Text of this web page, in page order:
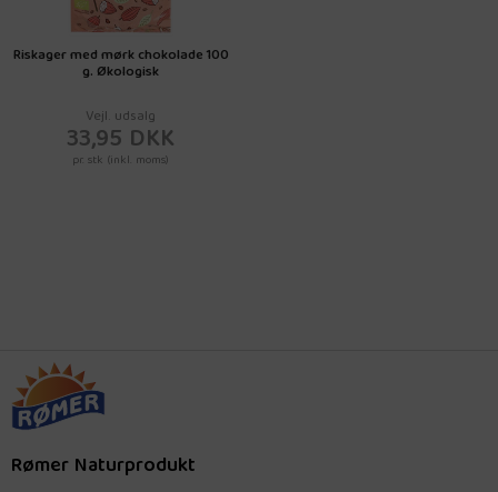
Riskager med mørk chokolade 100
g. Økologisk
Vejl. udsalg
33,95 DKK
pr. stk (inkl. moms)
Rømer Naturprodukt